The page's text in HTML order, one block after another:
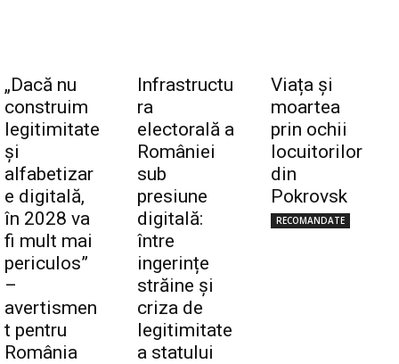
„Dacă nu
construim
legitimitate
și
alfabetizar
e digitală,
în 2028 va
fi mult mai
periculos”
–
avertismen
t pentru
România
Infrastructu
ra
electorală a
României
sub
presiune
digitală:
între
ingerințe
străine și
criza de
legitimitate
a statului
Viața și
moartea
prin ochii
locuitorilor
din
Pokrovsk
RECOMANDATE